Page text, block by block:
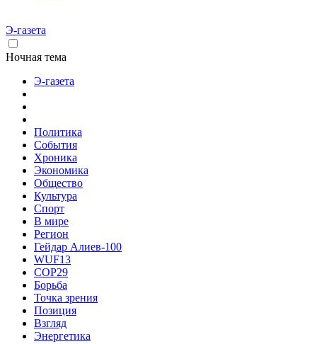
Э-газета
Ночная тема
Э-газета
Политика
События
Хроника
Экономика
Общество
Культура
Спорт
В мире
Регион
Гейдар Алиев-100
WUF13
COP29
Борьба
Точка зрения
Позиция
Взгляд
Энергетика